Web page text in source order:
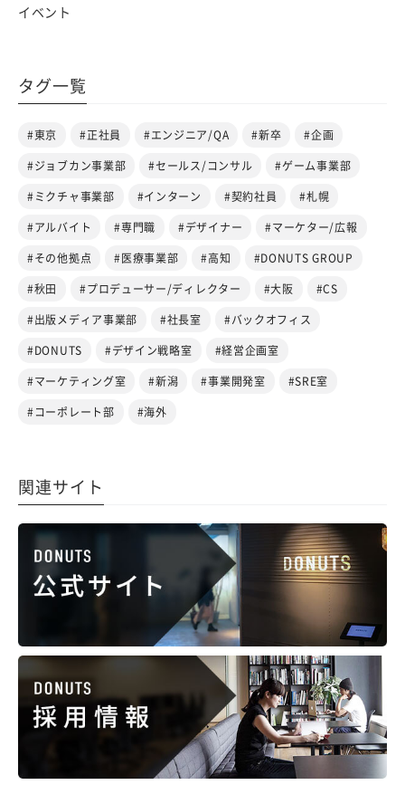
イベント
タグ一覧
#東京 #正社員 #エンジニア/QA #新卒 #企画
#ジョブカン事業部 #セールス/コンサル #ゲーム事業部
#ミクチャ事業部 #インターン #契約社員 #札幌
#アルバイト #専門職 #デザイナー #マーケター/広報
#その他拠点 #医療事業部 #高知 #DONUTS GROUP
#秋田 #プロデューサー/ディレクター #大阪 #CS
#出版メディア事業部 #社長室 #バックオフィス
#DONUTS #デザイン戦略室 #経営企画室
#マーケティング室 #新潟 #事業開発室 #SRE室
#コーポレート部 #海外
関連サイト